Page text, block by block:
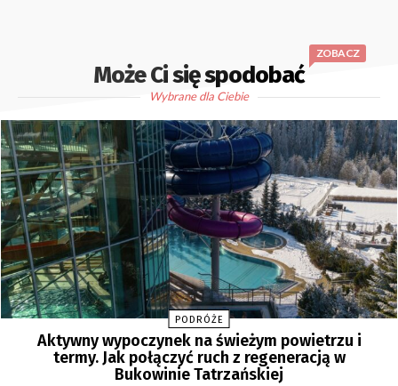
Może Ci się spodobać
ZOBACZ
Wybrane dla Ciebie
PODRÓŻE
Aktywny wypoczynek na świeżym powietrzu i
termy. Jak połączyć ruch z regeneracją w
Bukowinie Tatrzańskiej